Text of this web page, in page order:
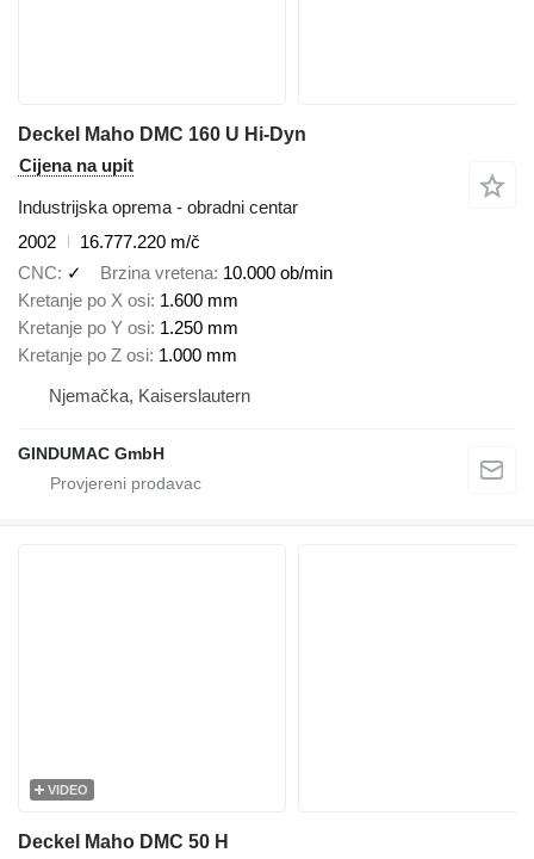
Deckel Maho DMC 160 U Hi-Dyn
Cijena na upit
Industrijska oprema - obradni centar
2002
16.777.220 m/č
CNC
✓ Brzina vretena 10.000 ob/min
Kretanje po X osi 1.600 mm
Kretanje po Y osi 1.250 mm
Kretanje po Z osi 1.000 mm
Njemačka, Kaiserslautern
GINDUMAC GmbH
VIDEO
Deckel Maho DMC 50 H